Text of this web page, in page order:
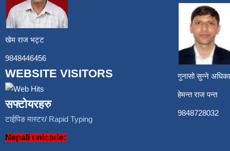
खेम राज भट्ट
9848446456
WEBSITE VISITORS
सफ्टोयरहरु
टाईपिङ मास्टर/ Rapid Typing
Nepali unicode:
गुनासो सुन्ने
हेमन्त राज